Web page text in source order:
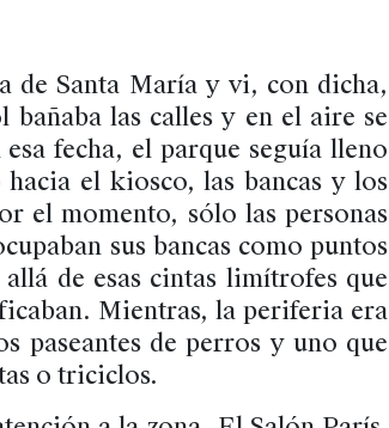
de Santa María y vi, con dicha,
bañaba las calles y en el aire se
fecha, el parque seguía lleno
el kiosco, las bancas y los
el momento, sólo las personas
sus bancas como puntos
de esas cintas limítrofes que
Mientras, la periferia era
paseantes de perros y uno que
o triciclos.